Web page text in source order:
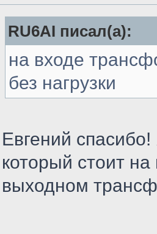
RU6AI писал(а):
на входе
без нагрузки
Евгений
который стоит
выходном